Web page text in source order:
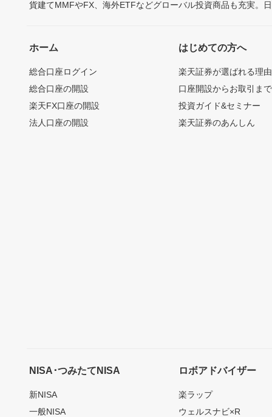
貨建てMMFやFX、海外ETFなどグローバル投資商品も充実。
ホーム
総合口座ログイン
総合口座の開設
楽天FX口座の開設
法人口座の開設
はじめての方へ
楽天証券が選ばれる理由
口座開設からお取引ま
投資ガイド&セミナー
楽天証券のあんしん
NISA･つみたてNISA
新NISA
一般NISA
ロボアドバイザー
楽ラップ
ウェルスナビ×R